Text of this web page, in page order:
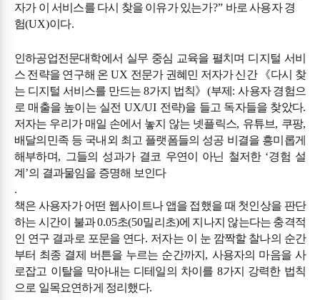
자가 이 서비스를 다시 찾을 이유가 있는가?” 바로 사용자 경
험(UX)이다.
인하공업전문대학에서 실무 중심 교육을 펼치며 디지털 서비
스 전략을 연구해 온 UX 전문가 권혜민 저자가 신간 《다시 찾
는 디지털 서비스를 만드는 8가지 법칙》 (부제 :사용자 경험으
로 매출을 높이는 실전 UX/UI 전략)을 들고 독자들을 찾았다.
저자는 우리가 매일 손에서 놓지 않는 넷플릭스, 유튜브, 쿠팡,
배달의민족 등 국내외 최고 플랫폼들의 성공 비결을 흥미롭게
해부하며, 그들의 성과가 결코 우연이 아닌 철저한 ‘경험 설
계 ’의 결과물임을 증명해 보인다
.
책은 사용자가 어떤 웹사이트나 앱을 접했을 때 첫인상을 판단
하는 시간이 불과0.05초(50밀리초)에 지나지 않는다는 충격적
인 연구 결과로 포문을 연다. 저자는 이 눈 깜짝할 찰나의 순간
부터 최종 결제 버튼을 누르는 순간까지 , 사용자의 마음을 사
로잡고 이탈을 막아내는 디테일의 차이를 8가지 강력한 법칙
으로 일목요연하게 정리했다.